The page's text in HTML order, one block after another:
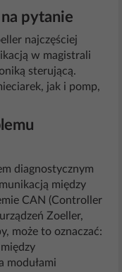
pytanie
najczęściej
w magistrali
sterującą.
jak i pomp,
diagnostycznym
między
CAN (Controller
Zoeller,
może to oznaczać:
modułami